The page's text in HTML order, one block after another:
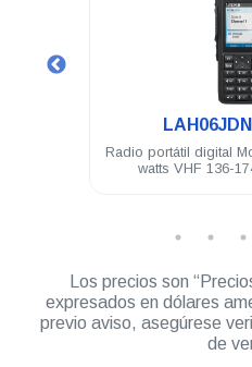
.
Radio portátil digital
watts VHF 136-
Los precios son
expresados en dólares
previo aviso, asegúrese
de